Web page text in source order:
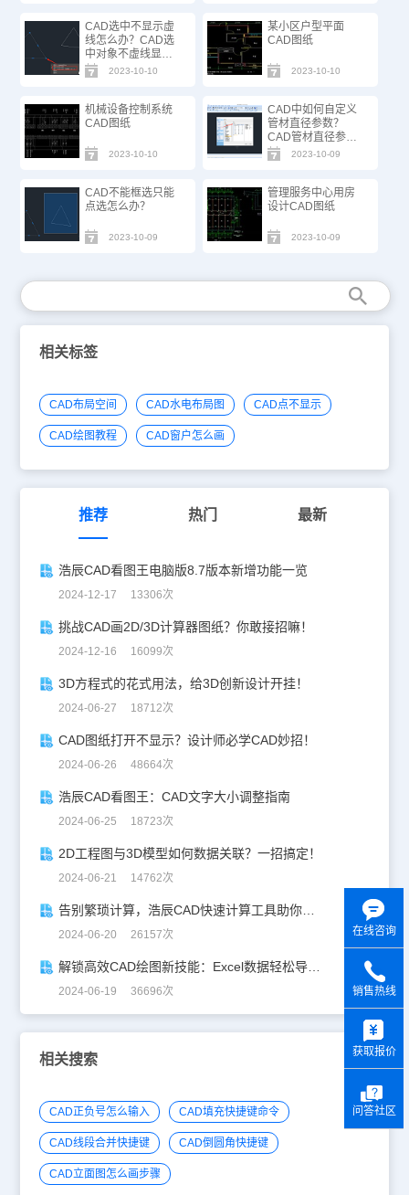
CAD选中不显示虚
线怎么办？CAD选
中对象不虚线显示
解决办法2023-10-10
某小区户型平面
CAD图纸
2023-10-10
机械设备控制系统
CAD图纸
2023-10-10
CAD中如何自定义
管材直径参数？
CAD管材直径参数
自定义步骤
2023-10-09
CAD不能框选只能
点选怎么办？
2023-10-09
管理服务中心用房
设计CAD图纸
2023-10-09
相关标签
CAD布局空间 CAD水电布局图 CAD点不显示
CAD绘图教程 CAD窗户怎么画
推荐 热门 最新
浩辰CAD看图王电脑版8.7版本新增功能一览
2024-12-17 13306次
挑战CAD画2D/3D计算器图纸？你敢接招嘛！
2024-12-16 16099次
3D方程式的花式用法，给3D创新设计开挂！
2024-06-27 18712次
CAD图纸打开不显示？设计师必学CAD妙招！
2024-06-26 48664次
浩辰CAD看图王：CAD文字大小调整指南
2024-06-25 18723次
2D工程图与3D模型如何数据关联？一招搞定！
2024-06-21 14762次
告别繁琐计算，浩辰CAD快速计算工具助你一臂之力！
2024-06-20 26157次
解锁高效CAD绘图新技能：Excel数据轻松导入CAD
2024-06-19 36696次
相关搜索
CAD正负号怎么输入 CAD填充快捷键命令
CAD线段合并快捷键 CAD倒圆角快捷键
CAD立面图怎么画步骤
在线咨询
销售热线
获取报价
问答社区